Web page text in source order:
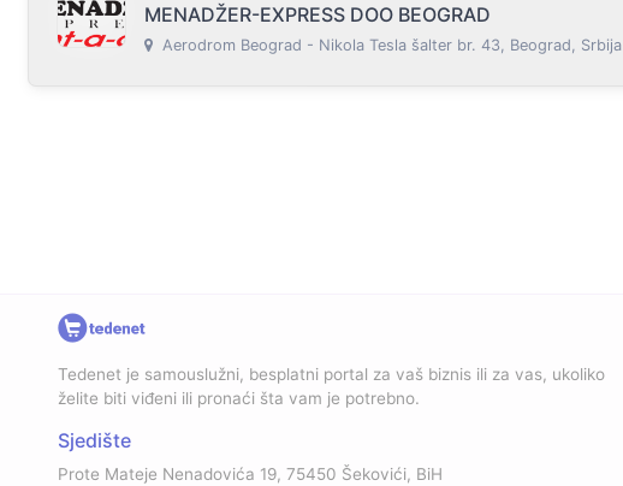
MENADŽER-EXPRESS DOO BEOGRAD
Aerodrom Beograd - Nikola Tesla šalter br. 43, Beograd, Srbija
Tedenet je samouslužni, besplatni portal za vaš biznis ili za vas, ukoliko
želite biti viđeni ili pronaći šta vam je potrebno.
Sjedište
Prote Mateje Nenadovića 19, 75450 Šekovići, BiH